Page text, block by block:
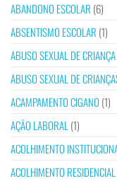
ABANDONO ESCOLAR (6)
ABSENTISMO ESCOLAR (1)
ABUSO SEXUAL DE CRIANÇA
ABUSO SEXUAL DE
ACAMPAMENTO CIGANO (1)
AÇÃO LABORAL (1)
ACOLHIMENTO
ACOLHIMENTO RESIDENCIAL